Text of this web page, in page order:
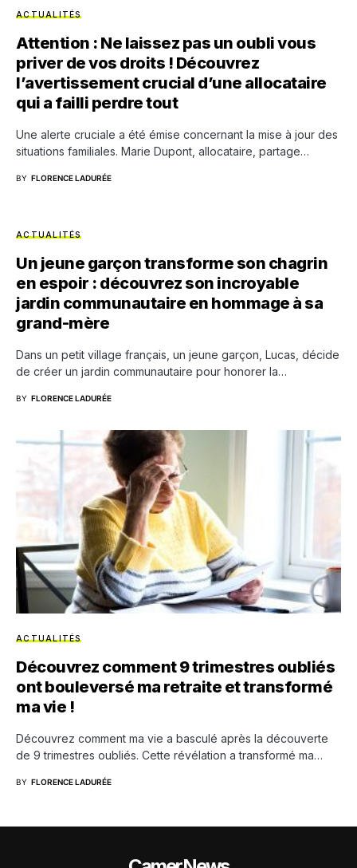
ACTUALITÉS
Attention : Ne laissez pas un oubli vous
priver de vos droits ! Découvrez
l’avertissement crucial d’une allocataire
qui a failli perdre tout
Une alerte cruciale a été émise concernant la mise à jour des
situations familiales. Marie Dupont, allocataire, partage…
BY FLORENCE LADURÉE
ACTUALITÉS
Un jeune garçon transforme son chagrin
en espoir : découvrez son incroyable
jardin communautaire en hommage à sa
grand-mère
Dans un petit village français, un jeune garçon, Lucas, décide
de créer un jardin communautaire pour honorer la…
BY FLORENCE LADURÉE
ACTUALITÉS
Découvrez comment 9 trimestres oubliés
ont bouleversé ma retraite et transformé
ma vie !
Découvrez comment ma vie a basculé après la découverte
de 9 trimestres oubliés. Cette révélation a transformé ma…
BY FLORENCE LADURÉE